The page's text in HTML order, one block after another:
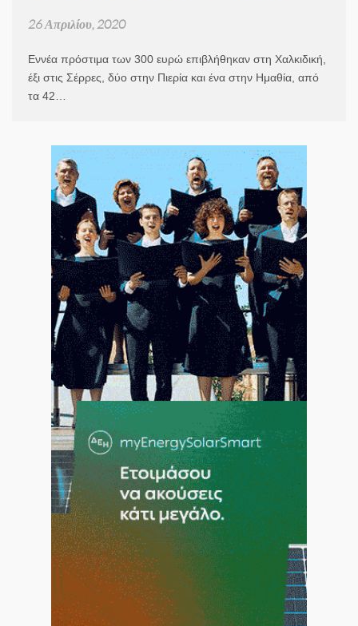
26 Απριλίου, 2020
Εννέα πρόστιμα των 300 ευρώ επιβλήθηκαν στη Χαλκιδική,
έξι στις Σέρρες, δύο στην Πιερία και ένα στην Ημαθία, από
τα 42…